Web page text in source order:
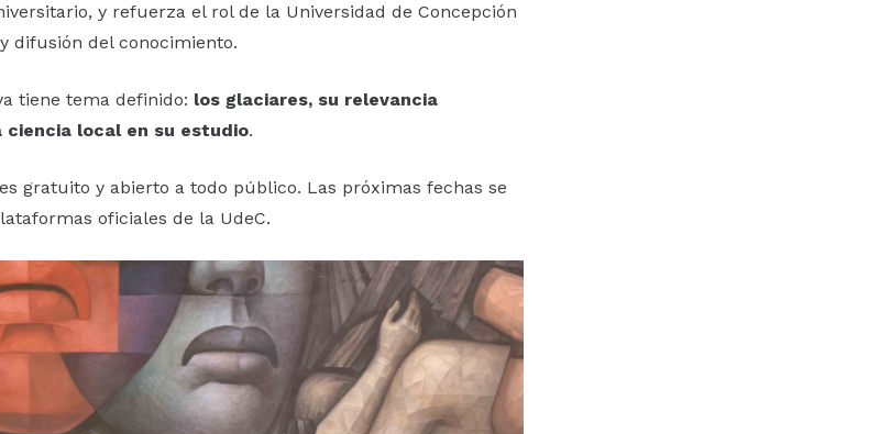
y refuerza el rol de la Universidad de Concepción
difusión del conocimiento.
tiene tema definido: los glaciares, su relevancia
local en su estudio.
gratuito y abierto a todo público. Las próximas fechas se
oficiales de la UdeC.